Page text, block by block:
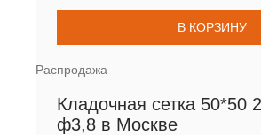
В КОРЗИНУ
Распродажа
Кладочная сетка 50*50
ф3,8 в Москве